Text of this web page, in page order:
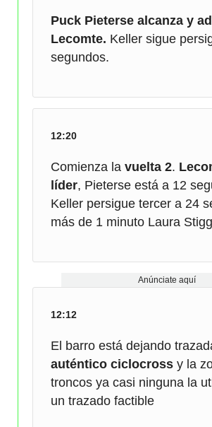
Puck Pieterse alcanza y
Lecomte. Keller sigue
segundos.
12:20
Comienza la vuelta 2.
líder, Pieterse está a 12
Keller persigue tercer a 24
más de 1 minuto Laura
Anúnciate aquí
12:12
El barro está dejando
auténtico ciclocross y la
troncos ya casi ninguna la
un trazado factible